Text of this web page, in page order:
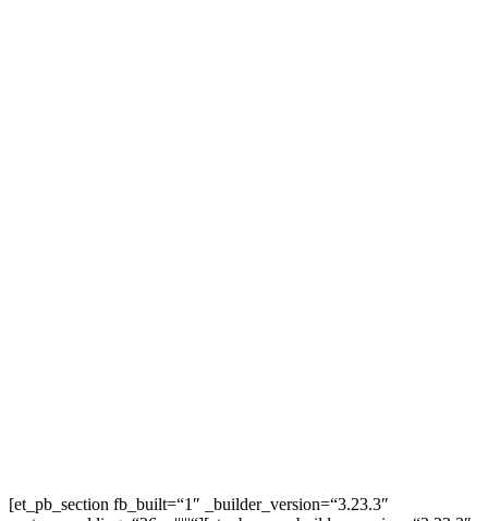
[et_pb_section fb_built=“1″ _builder_version=“3.23.3″